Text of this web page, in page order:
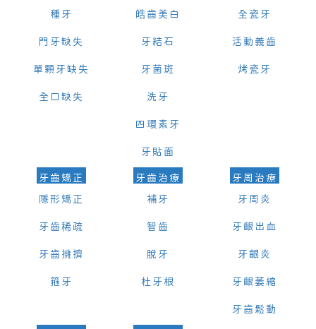
種牙
門牙缺失
單顆牙缺失
全口缺失
皓齒美白
牙結石
牙菌斑
洗牙
四環素牙
牙貼面
全瓷牙
活動義齒
烤瓷牙
牙齒矯正
隱形矯正
牙齒稀疏
牙齒擁擠
箍牙
牙齒治療
補牙
智齒
脫牙
杜牙根
牙周治療
牙周炎
牙齦出血
牙齦炎
牙齦萎縮
牙齒鬆動